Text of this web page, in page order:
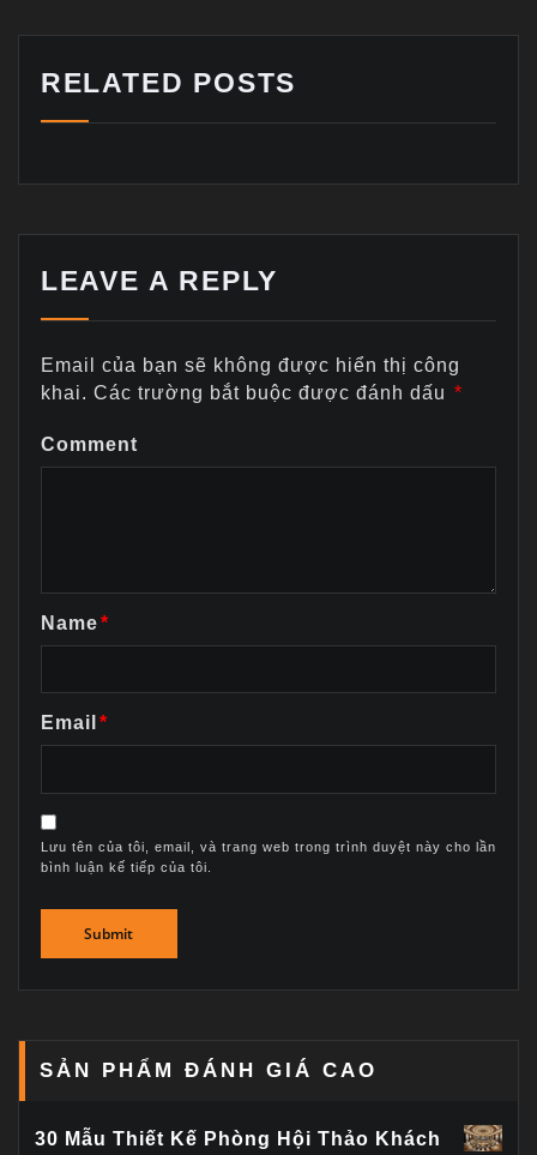
RELATED POSTS
LEAVE A REPLY
Email của bạn sẽ không được hiển thị công
khai. Các trường bắt buộc được đánh dấu *
Comment
Name*
Email *
Lưu tên của tôi, email, và trang web trong trình duyệt này cho lần
bình luận kế tiếp của tôi.
SẢN PHẨM ĐÁNH GIÁ CAO
30 Mẫu Thiết Kế Phòng Hội Thảo Khách